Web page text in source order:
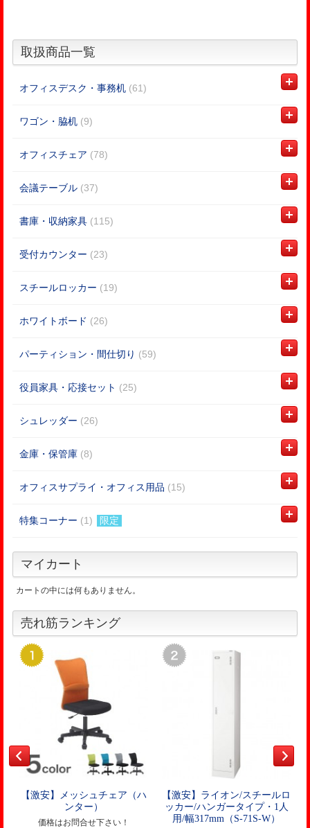
取扱商品一覧
オフィスデスク・事務机 (61)
ワゴン・脇机 (9)
オフィスチェア (78)
会議テーブル (37)
書庫・収納家具 (115)
受付カウンター (23)
スチールロッカー (19)
ホワイトボード (26)
パーティション・間仕切り (59)
役員家具・応接セット (25)
シュレッダー (26)
金庫・保管庫 (8)
オフィスサプライ・オフィス用品 (15)
特集コーナー (1) 限定
マイカート
カートの中には何もありません。
売れ筋ランキング
【激安】メッシュチェア（ハ
ンター）
価格はお問合せ下さい！
【激安】ライオン/スチールロ
ッカー/ハンガータイプ・1人
用/幅317mm（S-71S-W）